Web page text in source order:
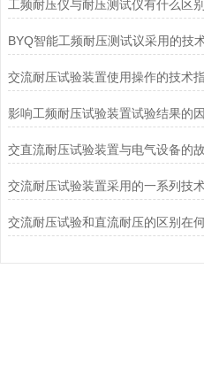
工频耐压仪与耐压测试仪有什么区别